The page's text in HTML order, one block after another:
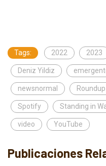
Tags: 2022 2023
Deniz Yildiz
newsnormal Roundup
Spotify Standing in
video YouTube
Publicaciones